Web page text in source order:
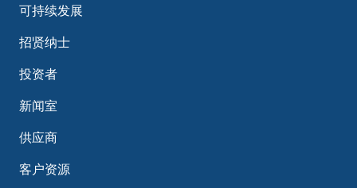
可持续发展
招贤纳士
投资者
新闻室
供应商
客户资源